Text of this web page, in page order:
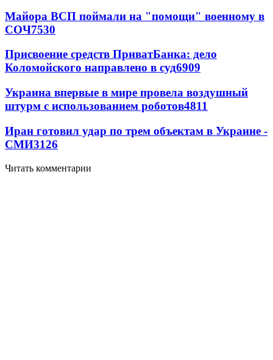
Майора ВСП поймали на "помощи" военному в
СОЧ7530
Присвоение средств ПриватБанка: дело
Коломойского направлено в суд6909
Украина впервые в мире провела воздушный
штурм с использованием роботов4811
Иран готовил удар по трем объектам в Украине -
СМИ3126
Читать комментарии